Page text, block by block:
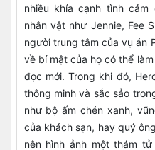
nhiều khía cạnh tình
nhân vật như Jennie, Fee
người trung tâm của vụ án
về bí mật của họ có thể
đọc mới. Trong khi đó,
thông minh và sắc sảo
như bộ ấm chén xanh,
của khách sạn, hay quý
nên hình ảnh một thám